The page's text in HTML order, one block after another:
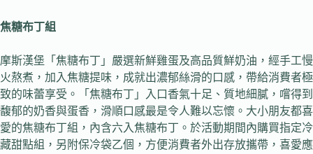
焦糖布丁組
摩斯漢堡「焦糖布丁」嚴選新鮮雞蛋及高品質鮮奶油，經手工慢
火熬煮，加入焦糖提味，成就出濃郁絲滑的口感，帶給消費者極
致的味蕾享受。「焦糖布丁」入口香氣十足、質地細膩，嚐得到
馥郁的奶香與蛋香，滑順口感最是令人難以忘懷。大小朋友都喜
愛的焦糖布丁組，內含六入焦糖布丁。於活動期間內購買指定冷
藏甜點組，另附保冷袋乙個，方便消費者外出存放攜帶，喜愛應